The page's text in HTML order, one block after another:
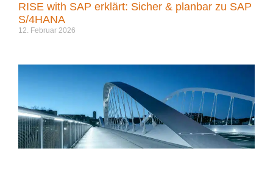
RISE with SAP erklärt: Sicher & planbar zu SAP
S/4HANA
12. Februar 2026